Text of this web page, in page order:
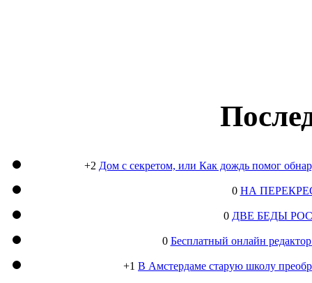
+2 Дом с секретом, или Как дождь помог
0 НА
0 ДВЕ БЕДЫ
0 Бесплатный онлайн
+1 В Амстердаме старую школу